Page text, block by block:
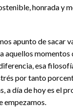
honrada y
apunto de sacar
esa
por tanto
a día de hoy es el
empezamos.